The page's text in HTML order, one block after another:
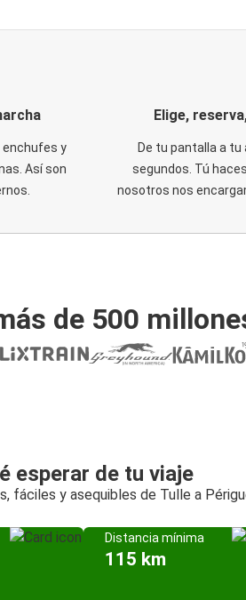
enchufes y
Así son
Elige,
De tu pantalla a tu
segundos. Tú
nosotros nos
de 500
esperar de tu viaje
fáciles y asequibles de Tulle a
Distancia mínima
115 km